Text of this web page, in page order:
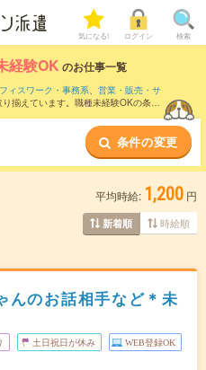
気になる! ログイン 検索
経験OK のお仕事一覧
ィスワーク・事務系、 営業・販売・サ
揃えています。職種未経験OKの条件
条件の変更
平均時給: 1,200 円
新着順 時給順
んのお話相手など＊未
土日祝日が休み WEB登録OK